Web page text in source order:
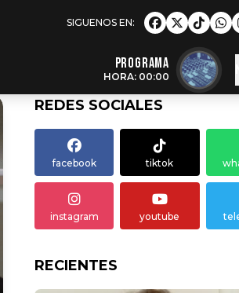
Programa
HORA: 00:00
REDES SOCIALES
facebook tiktok
instagram youtube
RECIENTES